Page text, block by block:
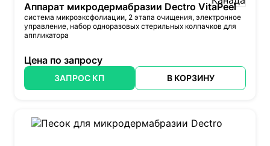
Аппарат микродермабразии Dectro VitaPeel
система микроэксфолиации, 2 этапа очищения, электронное
управление, набор одноразовых стерильных колпачков для
аппликатора
Цена по запросу
ЗАПРОС КП В КОРЗИНУ